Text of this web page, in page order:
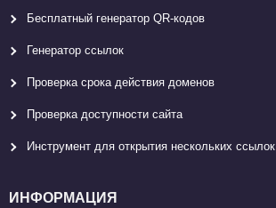
Бесплатный генератор QR-кодов
Генератор ссылок
Проверка срока действия доменов
Проверка доступности сайта
Инструмент для открытия нескольких ссылок
ИНФОРМАЦИЯ